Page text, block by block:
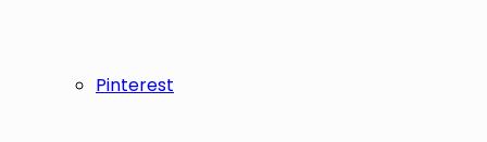
Pinterest